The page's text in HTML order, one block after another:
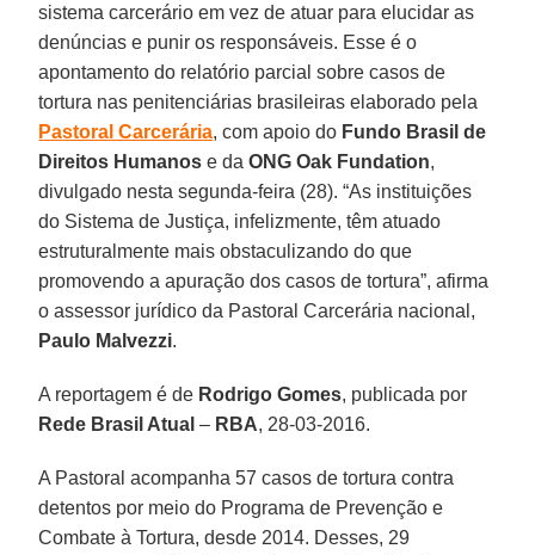
sistema carcerário em vez de atuar para elucidar as
denúncias e punir os responsáveis. Esse é o
apontamento do relatório parcial sobre casos de
tortura nas penitenciárias brasileiras elaborado pela
Pastoral Carcerária, com apoio do Fundo Brasil de
Direitos Humanos e daONG Oak Fundation,
divulgado nesta segunda-feira (28). “As instituições
do Sistema de Justiça, infelizmente, têm atuado
estruturalmente mais obstaculizando do que
promovendo a apuração dos casos de tortura”, afirma
o assessor jurídico da Pastoral Carcerária nacional,
Paulo Malvezzi.
A reportagem é de Rodrigo Gomes, publicada por
Rede Brasil Atual – RBA, 28-03-2016.
A Pastoral acompanha 57 casos de tortura contra
detentos por meio do Programa de Prevenção e
Combate à Tortura, desde 2014. Desses, 29